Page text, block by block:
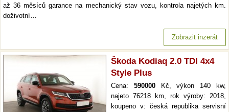
až 36 měsíců garance na mechanický stav vozu, kontrola najetých km.
doživotní…
Zobrazit inzerát
Škoda Kodiaq 2.0 TDI 4x4
Style Plus
Cena: 590000Kč, výkon 140 kw,
najeto 76218 km, rok výroby: 2018,
koupeno v: česká republika servisní